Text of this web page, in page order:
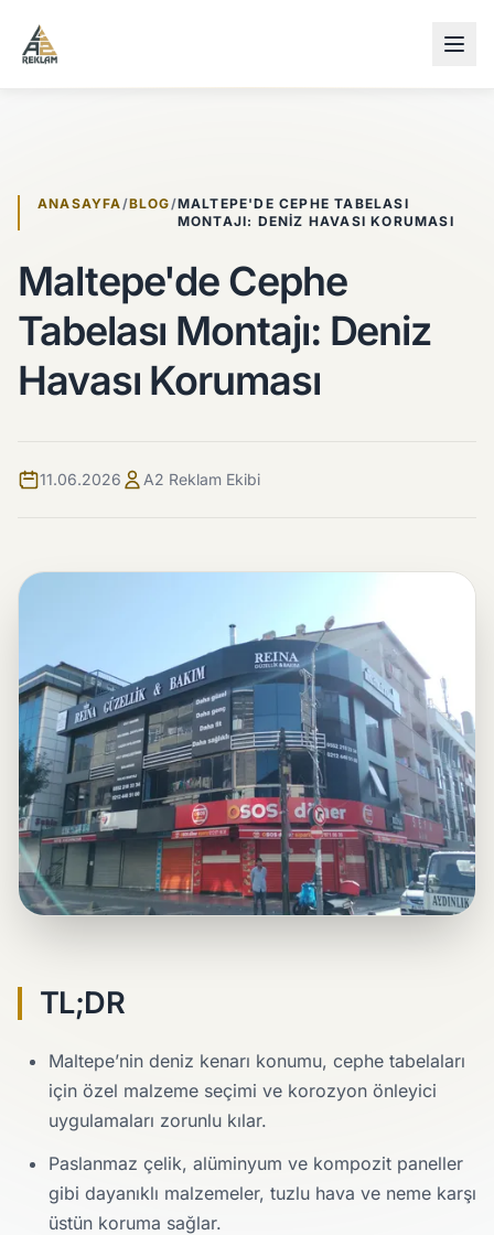
ANASAYFA/BLOG/MALTEPE'DE CEPHE TABELASI
MONTAJI: DENIZ HAVASI KORUMASI
Maltepe'de Cephe
Tabelası Montajı: Deniz
Havası Koruması
11.06.2026 A2 Reklam Ekibi
TL;DR
Maltepe’nin deniz kenarı konumu, cephe tabelaları
için özel malzeme seçimi ve korozyon önleyici
uygulamaları zorunlu kılar.
Paslanmaz çelik, alüminyum ve kompozit paneller
gibi dayanıklı malzemeler, tuzlu hava ve neme karşı
üstün koruma sağlar.